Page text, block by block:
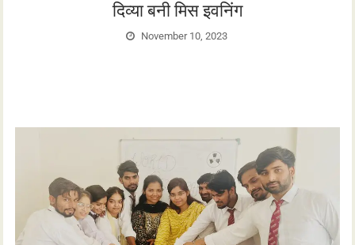
दिव्या बनी मिस इवनिंग
November 10, 2023